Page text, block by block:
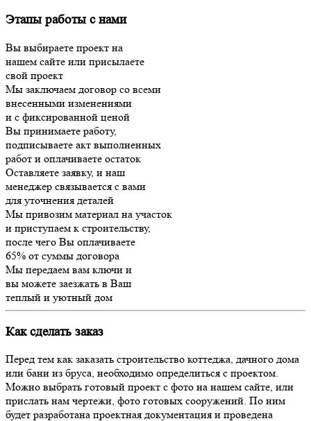
Этапы работы с нами
Вы выбираете проект на
нашем сайте или присылаете
свой проект
Мы заключаем договор со всеми
внесенными изменениями
и с фиксированной ценой
Вы принимаете работу,
подписываете акт выполненных
работ и оплачиваете остаток
Оставляете заявку, и наш
менеджер связывается с вами
для уточнения деталей
Мы привозим материал на участок
и приступаем к строительству,
после чего Вы оплачиваете
65% от суммы договора
Мы передаем вам ключи и
вы можете заезжать в Ваш
теплый и уютный дом
Как сделать заказ
Перед тем как заказать строительство коттеджа, дачного дома
или бани из бруса, необходимо определиться с проектом.
Можно выбрать готовый проект с фото на нашем сайте, или
прислать нам чертежи, фото готовых сооружений. По ним
будет разработана проектная документация и проведена